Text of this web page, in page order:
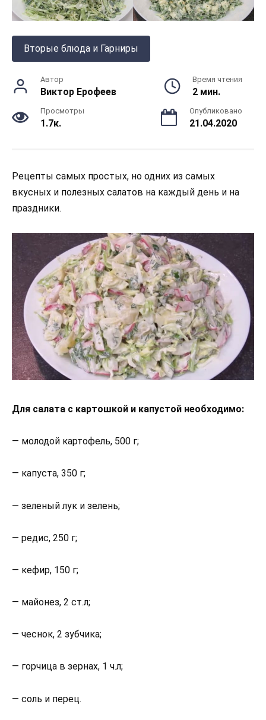
Вторые блюда и Гарниры
Автор
Виктор Ерофеев
Время чтения
2 мин.
Просмотры
1.7к.
Опубликовано
21.04.2020
Рецепты самых простых, но одних из самых
вкусных и полезных салатов на каждый день и на
праздники.
Для салата с картошкой и капустой необходимо:
— молодой картофель, 500 г;
— капуста, 350 г;
— зеленый лук и зелень;
— редис, 250 г;
— кефир, 150 г;
— майонез, 2 ст.л;
— чеснок, 2 зубчика;
— горчица в зернах, 1 ч.л;
— соль и перец.